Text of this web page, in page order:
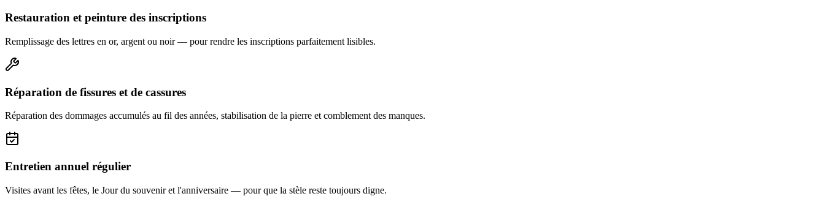
Restauration et peinture des inscriptions
Remplissage des lettres en or, argent ou noir — pour rendre les inscriptions parfaitement lisibles.
Réparation de fissures et de cassures
Réparation des dommages accumulés au fil des années, stabilisation de la pierre et comblement des manques.
Entretien annuel régulier
Visites avant les fêtes, le Jour du souvenir et l'anniversaire — pour que la stèle reste toujours digne.